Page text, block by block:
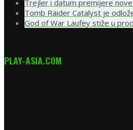
Trejler i datum premijere nove
Tomb Raider Catalyst je
God of War Laufey stiže u
PLAY-ASIA.COM